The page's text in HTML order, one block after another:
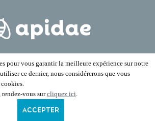
pour vous garantir la meilleure expérience sur notre
ce dernier, nous considérerons que vous
vous surcliquez ici.
ACCEPTER